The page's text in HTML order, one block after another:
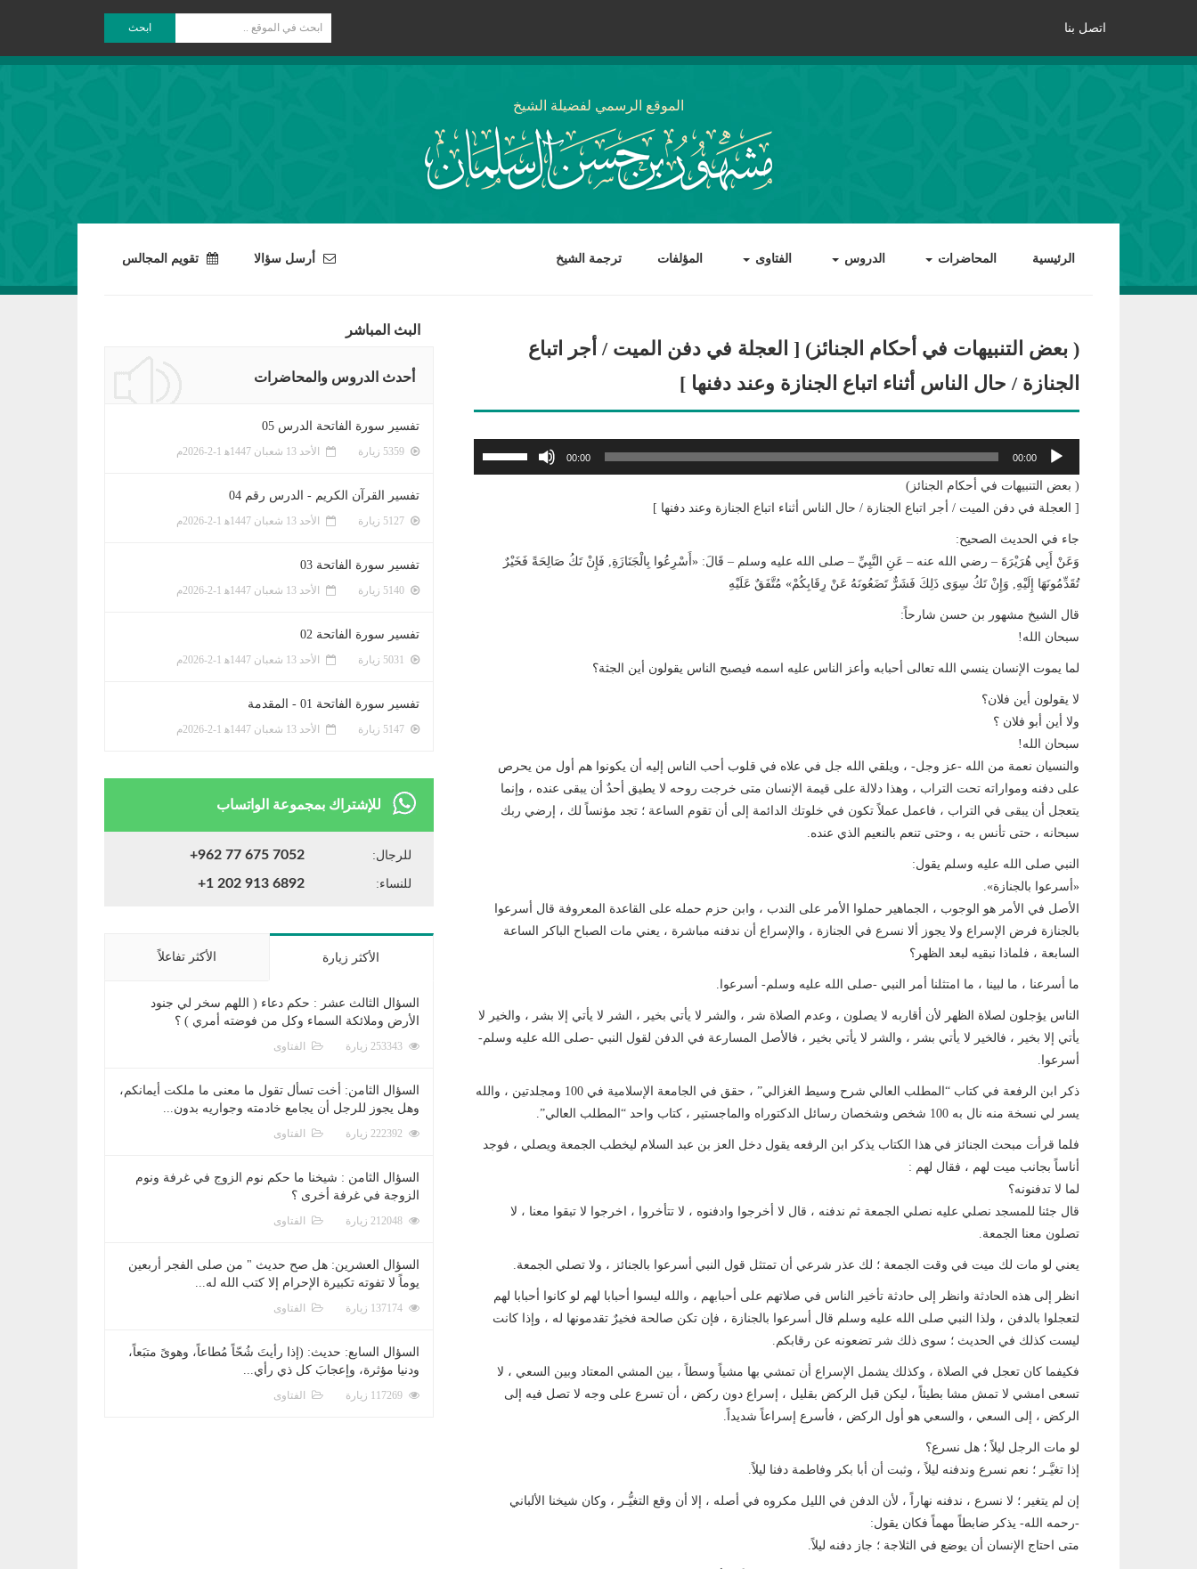
اتصل بنا ابحث
الموقع الرسمي لفضيلة الشيخ
الرئيسية المحاضرات الدروس الفتاوى المؤلفات ترجمة الشيخ أرسل سؤالا تقويم المجالس
( بعض التنبيهات في أحكام الجنائز) [ العجلة في دفن الميت / أجر اتباع
الجنازة / حال الناس أثناء اتباع الجنازة وعند دفنها ]
مشغل
الصوت
00:00
00:00
( بعض التنبيهات في أحكام الجنائز)
[ العجلة في دفن الميت / أجر اتباع الجنازة / حال الناس أثناء اتباع الجنازة وعند دفنها ]
جاء في الحديث الصحيح:
وَعَنْ أَبِي هُرَيْرَةَ – رضي الله عنه – عَنِ النَّبِيِّ – صلى الله عليه وسلم – قَالَ: «أَسْرِعُوا بِالْجَنَازَةِ, فَإِنْ تَكُ صَالِحَةً فَخَيْرٌ
تُقَدِّمُونَهَا إِلَيْهِ, وَإِنْ تَكُ سِوَى ذَلِكَ فَشَرٌّ تَضَعُونَهُ عَنْ رِقَابِكُمْ» مُتَّفَقٌ عَلَيْهِ
قال الشيخ مشهور بن حسن شارحاً:
سبحان الله!
لما يموت الإنسان ينسي الله تعالى أحبابه وأعز الناس عليه اسمه فيصبح الناس يقولون أين الجثة؟
لا يقولون أين فلان؟
ولا أين أبو فلان ؟
سبحان الله!
والنسيان نعمة من الله -عز وجل- ، ويلقي الله جل في علاه في قلوب أحب الناس إليه أن يكونوا هم أول من يحرص
على دفنه ومواراته تحت التراب ، وهذا دلالة على قيمة الإنسان متى خرجت روحه لا يطيق أحدٌ أن يبقى عنده ، وإنما
يتعجل أن يبقى في التراب ، فاعمل عملاً تكون في خلوتك الدائمة إلى أن تقوم الساعة ؛ تجد مؤنساً لك ، إرضي ربك
سبحانه ، حتى تأنس به ، وحتى تنعم بالنعيم الذي عنده.
النبي صلى الله عليه وسلم يقول:
«أسرعوا بالجنازة».
الأصل في الأمر هو الوجوب ، الجماهير حملوا الأمر على الندب ، وابن حزم حمله على القاعدة المعروفة قال أسرعوا
بالجنازة فرض الإسراع ولا يجوز ألا نسرع في الجنازة ، والإسراع أن ندفنه مباشرة ، يعني مات الصباح الباكر الساعة
السابعة ، فلماذا نبقيه لبعد الظهر؟
ما أسرعنا ، ما لبينا ، ما امتثلنا أمر النبي -صلى الله عليه وسلم- أسرعوا.
الناس يؤجلون لصلاة الظهر لأن أقاربه لا يصلون ، وعدم الصلاة شر ، والشر لا يأتي بخير ، الشر لا يأتي إلا بشر ، والخير لا
يأتي إلا بخير ، فالخير لا يأتي بشر ، والشر لا يأتي بخير ، فالأصل المسارعة في الدفن لقول النبي -صلى الله عليه وسلم-
أسرعوا.
ذكر ابن الرفعة في كتاب “المطلب العالي شرح وسيط الغزالي” ، حقق في الجامعة الإسلامية في 100 ومجلدتين ، والله
يسر لي نسخة منه نال به 100 شخص وشخصان رسائل الدكتوراه والماجستير ، كتاب واحد “المطلب العالي”.
فلما قرأت مبحث الجنائز في هذا الكتاب يذكر ابن الرفعه يقول دخل العز بن عبد السلام ليخطب الجمعة ويصلي ، فوجد
أناساً بجانب ميت لهم ، فقال لهم :
لما لا تدفنونه؟
قال جئنا للمسجد نصلي عليه نصلي الجمعة ثم ندفنه ، قال لا أخرجوا وادفنوه ، لا تتأخروا ، اخرجوا لا تبقوا معنا ، لا
تصلون معنا الجمعة.
يعني لو مات لك ميت في وقت الجمعة ؛ لك عذر شرعي أن تمتثل قول النبي أسرعوا بالجنائز ، ولا تصلي الجمعة.
انظر إلى هذه الحادثة وانظر إلى حادثة تأخير الناس في صلاتهم على أحبابهم ، والله ليسوا أحبابا لهم لو كانوا أحبابا لهم
لتعجلوا بالدفن ، ولذا النبي صلى الله عليه وسلم قال أسرعوا بالجنازة ، فإن تكن صالحة فخيرٌ تقدمونها له ، وإذا كانت
ليست كذلك في الحديث ؛ سوى ذلك شر تضعونه عن رقابكم.
فكيفما كان تعجل في الصلاة ، وكذلك يشمل الإسراع أن تمشي بها مشياً وسطاً ، بين المشي المعتاد وبين السعي ، لا
تسعى امشي لا تمش مشا بطيئاً ، ليكن قبل الركض بقليل ، إسراع دون ركض ، أن تسرع على وجه لا تصل فيه إلى
الركض ، إلى السعي ، والسعي هو أول الركض ، فأسرع إسراعاً شديداً.
لو مات الرجل ليلاً ؛ هل نسرع؟
إذا تغيَّـر ؛ نعم نسرع وندفنه ليلاً ، وثبت أن أبا بكر وفاطمة دفنا ليلاً.
إن لم يتغير ؛ لا نسرع ، ندفنه نهاراً ، لأن الدفن في الليل مكروه في أصله ، إلا أن وقع التغيُّـر ، وكان شيخنا الألباني
-رحمه الله- يذكر ضابطاً مهماً فكان يقول:
متى احتاج الإنسان أن يوضع في الثلاجة ؛ جاز دفنه ليلاً.
البث المباشر
أحدث الدروس والمحاضرات
تفسير سورة الفاتحة الدرس 05
الأحد 13 شعبان 1447ﻫ 1-2-2026م
تفسير القرآن الكريم - الدرس رقم 04
الأحد 13 شعبان 1447ﻫ 1-2-2026م
تفسير سورة الفاتحة 03
الأحد 13 شعبان 1447ﻫ 1-2-2026م
تفسير سورة الفاتحة 02
الأحد 13 شعبان 1447ﻫ 1-2-2026م
تفسير سورة الفاتحة 01 - المقدمة
الأحد 13 شعبان 1447ﻫ 1-2-2026م
للإشتراك بمجموعة الواتساب
للرجال: +962 77 675 7052
للنساء: +1 202 913 6892
الأكثر زيارة الأكثر تفاعلاً
السؤال الثالث عشر : حكم دعاء ( اللهم سخر لي جنود
الأرض وملائكة السماء وكل من فوضته أمري ) ؟
الفتاوى
السؤال الثامن: أخت تسأل تقول ما معنى ما ملكت أيمانكم،
وهل يجوز للرجل أن يجامع خادمته وجواريه بدون...
الفتاوى
السؤال الثامن : شيخنا ما حكم نوم الزوج في غرفة ونوم
الزوجة في غرفة أخرى ؟
الفتاوى
السؤال العشرين: هل صح حديث " من صلى الفجر أربعين
يوماً لا تفوته تكبيرة الإحرام إلا كتب الله له...
الفتاوى
السؤال السابع: حديث: (إذا رأيتَ شُحّاً مُطاعاً، وهوىً متبَعاً،
ودنيا مؤثرة، وإعجابَ كل ذي رأي...
الفتاوى